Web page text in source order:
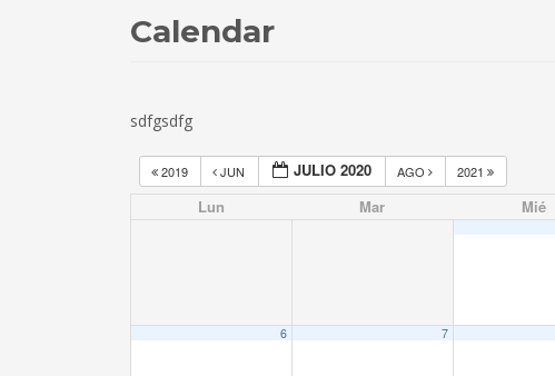
Calendar
sdfgsdfg
2019 JUN JULIO 2020 AGO 2021
Lun Mar Mié
6 7